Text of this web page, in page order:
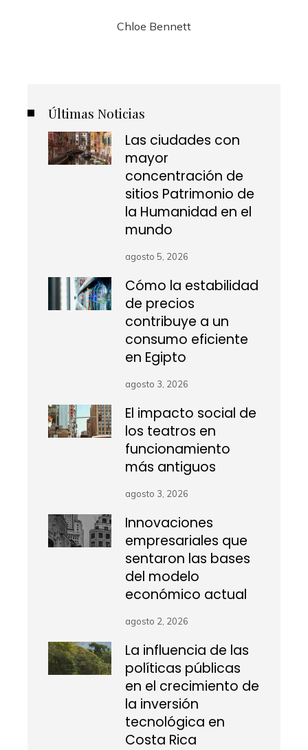
Chloe Bennett
Últimas Noticias
Las ciudades con
mayor
concentración de
sitios Patrimonio de
la Humanidad en el
mundo
agosto 5, 2026
Cómo la estabilidad
de precios
contribuye a un
consumo eficiente
en Egipto
agosto 3, 2026
El impacto social de
los teatros en
funcionamiento
más antiguos
agosto 3, 2026
Innovaciones
empresariales que
sentaron las bases
del modelo
económico actual
agosto 2, 2026
La influencia de las
políticas públicas
en el crecimiento de
la inversión
tecnológica en
Costa Rica